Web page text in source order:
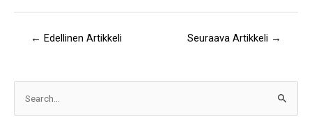
← Edellinen Artikkeli Seuraava Artikkeli →